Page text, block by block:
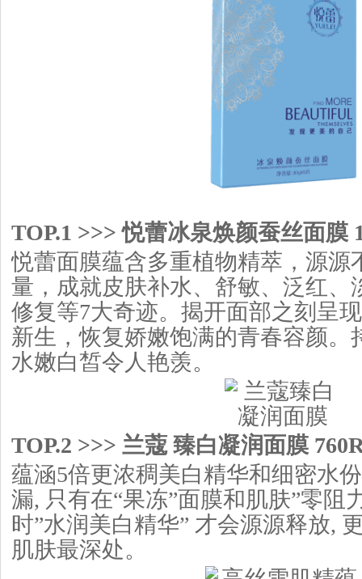
TOP.1 >>> 悦蕾冰泉焕颜蚕丝面膜
悦蕾面膜蕴含多重植物精萃，源源
量，成就皮肤补水、舒敏、泛红、
修复等7大奇迹。揭开面部之刻呈
新生，恢复娇嫩饱满的青春容颜。
水嫩白皙令人艳羡。
TOP.2 >>> 兰蔻 臻白凝润面膜
蕴涵5倍更浓稠美白精华和细密水
漏, 只有在“果冻”面膜和肌肤”零阻
时”水润美白精华” 才会源源释放,
肌肤最深处。